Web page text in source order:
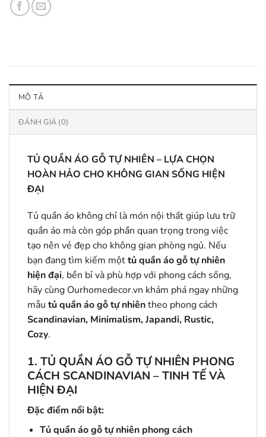
MÔ TẢ
ĐÁNH GIÁ (0)
TỦ QUẦN ÁO GỖ TỰ NHIÊN – LỰA CHỌN
HOÀN HẢO CHO KHÔNG GIAN SỐNG HIỆN
ĐẠI
Tủ quần áo không chỉ là món nội thất giúp lưu trữ
quần áo mà còn góp phần quan trọng trong việc
tạo nên vẻ đẹp cho không gian phòng ngủ. Nếu
bạn đang tìm kiếm mộttủ quần áo gỗ tự nhiên
hiện đại, bền bỉ và phù hợp với phong cách sống,
hãy cùng Ourhomedecor.vn khám phá ngay những
mẫu tủ quần áo gỗ tự nhiêntheo phong cách
Scandinavian, Minimalism, Japandi, Rustic,
Cozy.
1. TỦ QUẦN ÁO GỖ TỰ NHIÊN PHONG
CÁCH SCANDINAVIAN – TINH TẾ VÀ
HIỆN ĐẠI
Đặc điểm nổi bật:
Tủ quần áo gỗ tự nhiên phong cách